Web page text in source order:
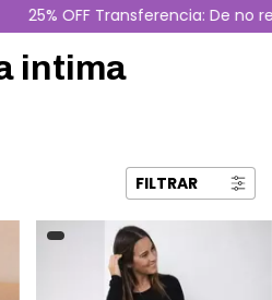
OFF Transferencia: De no
intima
FILTRAR